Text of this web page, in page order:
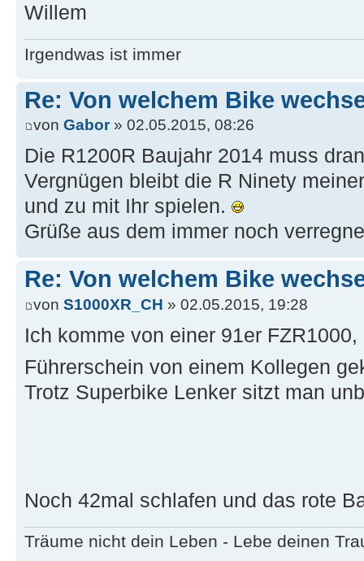
Willem
Irgendwas ist immer
Re: Von welchem Bike
von Gabor» 02.05.2015, 08:26
Die R1200R Baujahr 2014 muss
Vergnügen bleibt die R Ninety
und zu mit Ihr spielen.
Grüße aus dem immer noch
Re: Von welchem Bike
von S1000XR_CH » 02.05.2015, 19:28
Ich komme von einer 91er
Führerschein von einem Kollegen
Trotz Superbike Lenker sitzt man
Noch 42mal schlafen und das rote
Träume nicht dein Leben - Lebe deinen